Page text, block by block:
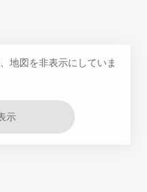
地図を非表示にしていま
示